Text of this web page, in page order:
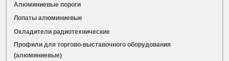
Алюминиевые пороги
Лопаты алюминиевые
Охладители радиотехнические
Профили для торгово-выставочного оборудования
(алюминиевые)